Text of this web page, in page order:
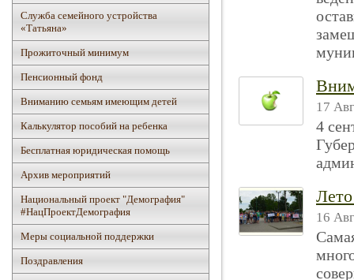
Служба семейного устройства
«Татьяна»
Прожиточный минимум
Пенсионный фонд
Вниманию семьям имеющим детей
Калькулятор пособий на ребенка
Бесплатная юридическая помощь
Архив мероприятий
Национальный проект "Демография"
#НацПроектДемография
Mеры социальной поддержки
Поздравления
17
4
16